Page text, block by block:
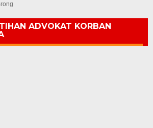
ADVOKAT KORBAN